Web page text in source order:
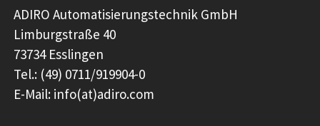
ADIRO Automatisierungstechnik GmbH
Limburgstraße 40
73734 Esslingen
Tel.: (49) 0711/919904-0
E-Mail: info(at)adiro.com